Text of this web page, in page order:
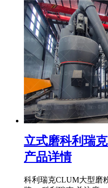
立式磨科利瑞
产品详情
科利瑞克CLUM大型磨